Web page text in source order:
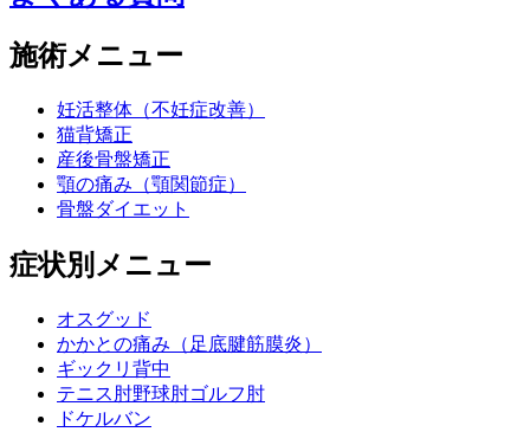
施術メニュー
妊活整体（不妊症改善）
猫背矯正
産後骨盤矯正
顎の痛み（顎関節症）
骨盤ダイエット
症状別メニュー
オスグッド
かかとの痛み（足底腱筋膜炎）
ギックリ背中
テニス肘野球肘ゴルフ肘
ドケルバン